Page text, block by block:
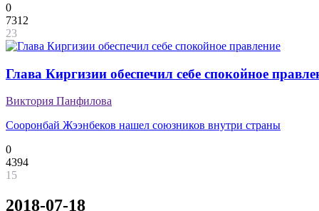
0
7312
23
Глава Киргизии обеспечил себе спокойное
Виктория Панфилова
Сооронбай Жээнбеков нашел союзников внутри страны
0
4394
15
2018-07-18